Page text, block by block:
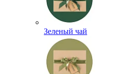
Зеленый чай